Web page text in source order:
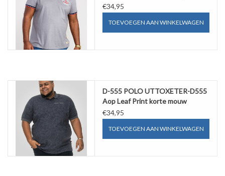
€34,95
TOEVOEGEN AAN WINKELWAGEN
D-555 POLO UTTOXETER-D555
Aop Leaf Print korte mouw
€34,95
TOEVOEGEN AAN WINKELWAGEN